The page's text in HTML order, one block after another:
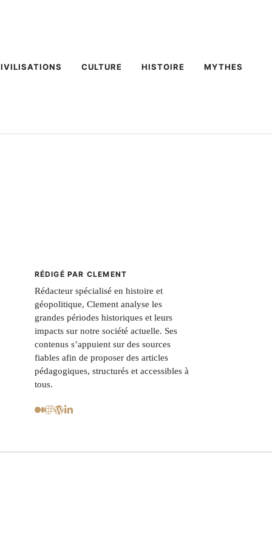
CULTURE HISTOIRE MYTHES
RÉDIGÉ PAR CLEMENT
Rédacteur spécialisé en histoire et
géopolitique, Clement analyse les
grandes périodes historiques et leurs
impacts sur notre société actuelle. Ses
contenus s’appuient sur des sources
fiables afin de proposer des articles
pédagogiques, structurés et accessibles à
tous.